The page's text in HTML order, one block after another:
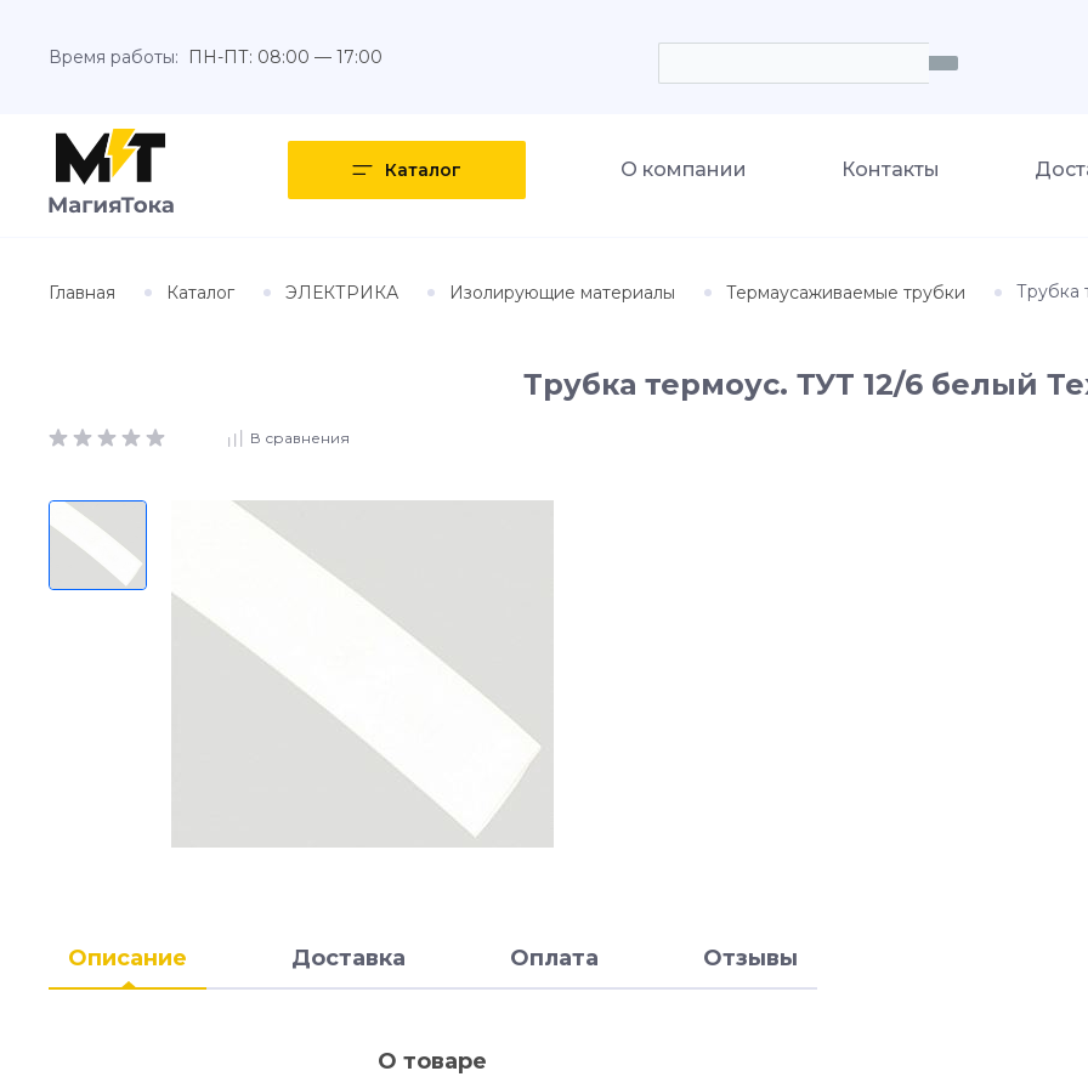
Время работы: ПН-ПТ: 08:00 — 17:00
Каталог О компании Контакты
Главная Каталог ЭЛЕКТРИКА Изолирующие материалы Термаусаживаемые трубки Трубка
Трубка термоус. ТУТ 12/6 белый
В сравнения
Описание Доставка Оплата Отзывы
О товаре